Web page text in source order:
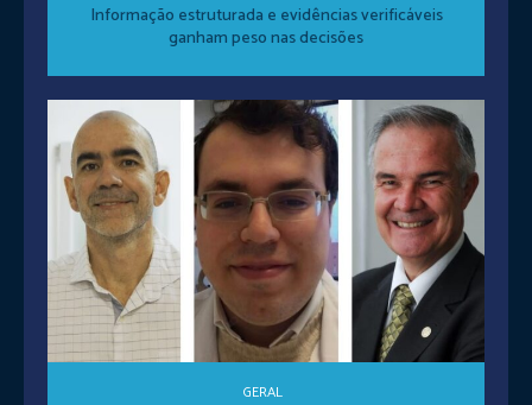
Informação estruturada e evidências verificáveis
ganham peso nas decisões
GERAL